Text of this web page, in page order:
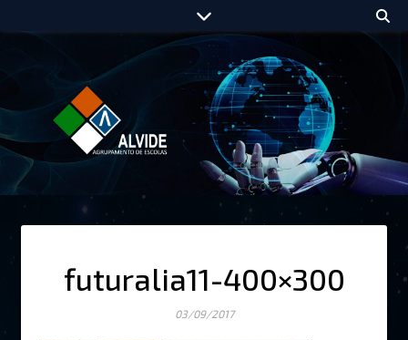
futuralia11-400×300
03/09/2017